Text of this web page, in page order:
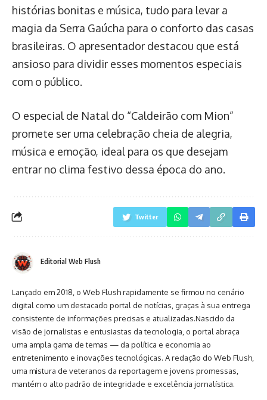
histórias bonitas e música, tudo para levar a
magia da Serra Gaúcha para o conforto das casas
brasileiras. O apresentador destacou que está
ansioso para dividir esses momentos especiais
com o público.
O especial de Natal do “Caldeirão com Mion”
promete ser uma celebração cheia de alegria,
música e emoção, ideal para os que desejam
entrar no clima festivo dessa época do ano.
Twitter
Editorial Web Flush
Lançado em 2018, o Web Flush rapidamente se firmou no cenário
digital como um destacado portal de notícias, graças à sua entrega
consistente de informações precisas e atualizadas.Nascido da
visão de jornalistas e entusiastas da tecnologia, o portal abraça
uma ampla gama de temas — da política e economia ao
entretenimento e inovações tecnológicas. A redação do Web Flush,
uma mistura de veteranos da reportagem e jovens promessas,
mantém o alto padrão de integridade e excelência jornalística.